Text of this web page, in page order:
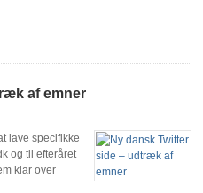
af emner
lave specifikke
og til efteråret
klar over